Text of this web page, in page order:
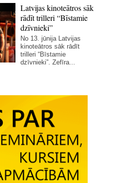
Latvijas kinoteātros sāk
rādīt trilleri “Bīstamie
dzīvnieki”
No 13. jūnija Latvijas
kinoteātros sāk rādīt
trilleri “Bīstamie
dzīvnieki”. Zefīra...